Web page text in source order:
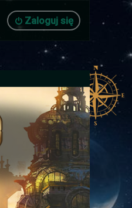
Zaloguj się